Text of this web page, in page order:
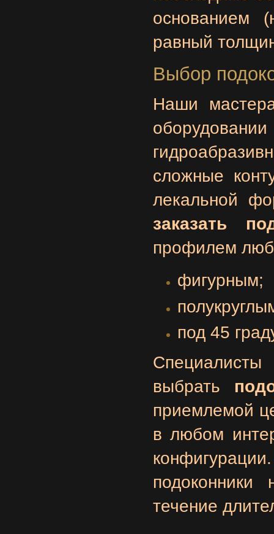
основанием
равный
Выбор
Наши
сложные
лекальной
заказать
профилем
фигурным;
под 45
выбрать
приемлемой
в любом
течение